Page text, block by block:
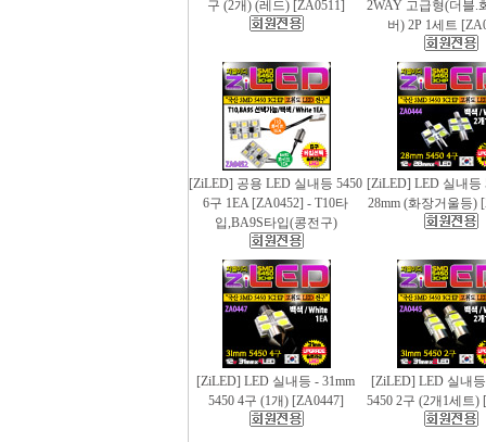
구 (2개) (레드) [ZA0511]
2WAY 고급형(더블.
버) 2P 1세트
[ZiLED] 공용 LED 실내등 5450
6구 1EA [ZA0452] - T10타
입,BA9S타입(콩전구)
[ZiLED] LED 실내등
28mm (화장거울등)
[ZiLED] LED 실내등 - 31mm
5450 4구 (1개) [ZA0447]
[ZiLED] LED 실내
5450 2구 (2개1세트)